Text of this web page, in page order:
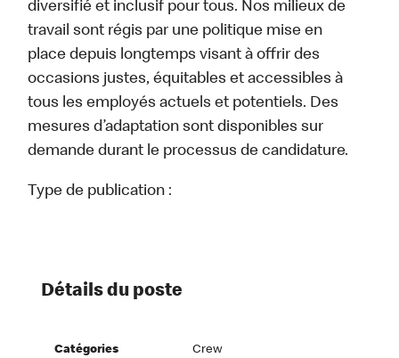
diversifié et inclusif pour tous. Nos milieux de
travail sont régis par une politique mise en
place depuis longtemps visant à offrir des
occasions justes, équitables et accessibles à
tous les employés actuels et potentiels. Des
mesures d’adaptation sont disponibles sur
demande durant le processus de candidature.
Type de publication :
Détails du poste
Catégories Crew